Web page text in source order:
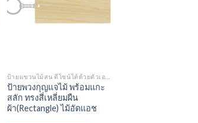
ป้ายพวงกุญแจไม้ พร้อมแกะ
สลัก ทรงสี่เหลี่ยมผืน
ผ้า(Rectangle) ไม้อัดแอช